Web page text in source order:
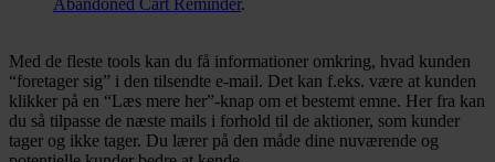
Abandoned Cart Reminder.
Med de fleste tools kan du få informationer omkring, hvad kunden
“foretager sig” i den tilsendte e-mail. Det kan f.eks. være at kunden
klikker på en “Læs mere her”-knap om et bestemt emne. Her fra kan
du så tilpasse de næste mails i forhold til de aktioner, som kunder
tager og ikke tager. Du lærer på den måde dine nuværende og